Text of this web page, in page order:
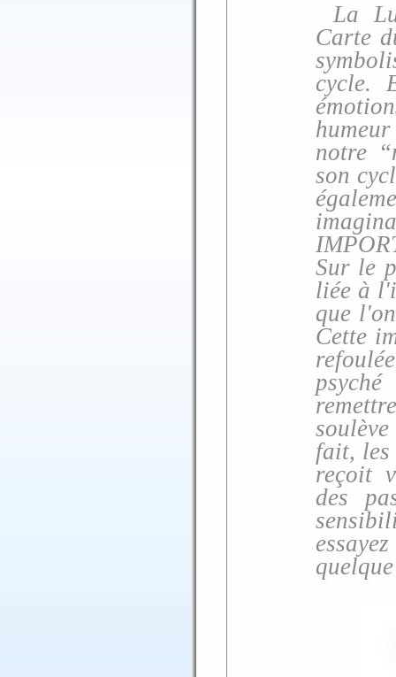
La
Carte
cycle.
notre
son
Sur le
liée à
que
Cette
fait, les
reçoit
des